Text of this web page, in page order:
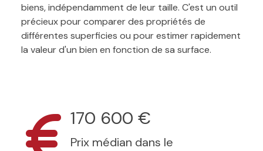
biens, indépendamment de leur taille. C'est un outil
précieux pour comparer des propriétés de
différentes superficies ou pour estimer rapidement
la valeur d'un bien en fonction de sa surface.
170 600 €
Prix médian dans le